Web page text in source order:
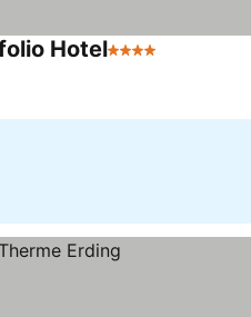
Hotel4 Estrellas